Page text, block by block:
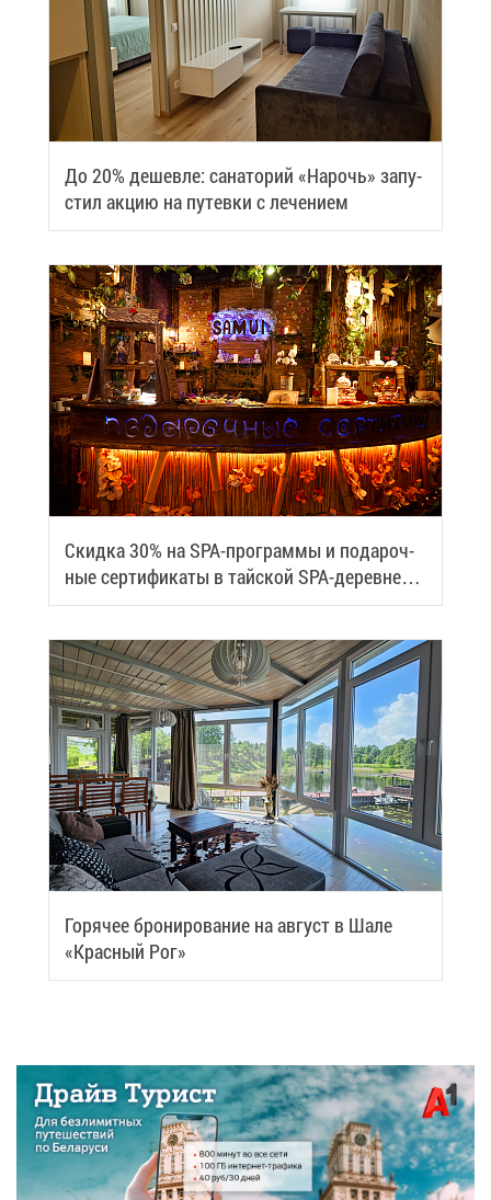
До 20% де­шев­ле: са­на­то­рий «На­рочь» за­пу­
стил ак­цию на пу­тев­ки с ле­че­ни­ем
Скид­ка 30% на SPA-про­грам­мы и по­да­роч­
ные сер­ти­фи­ка­ты в тай­ской SPA-де­ревне
Samui
Го­ря­чее бро­ни­ро­ва­ние на ав­густ в Ша­ле
«Крас­ный Рог»